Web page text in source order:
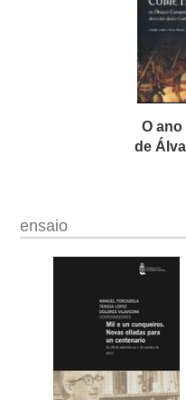
O
ensaio